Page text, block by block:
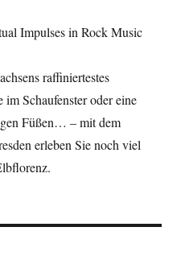
Impulses in Rock Music
raffiniertestes
Schaufenster oder eine
Füßen… – mit dem
erleben Sie noch viel